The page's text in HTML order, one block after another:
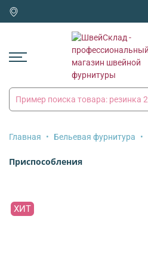
Главная Бельевая фурнитура
Приспособления
ХИТ